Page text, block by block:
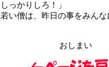
っかりしろ！」
い僧は、昨日の事をみん
おしまい